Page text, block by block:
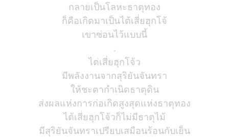
กลายเป็นโลหะธาตุทอง
ก็คือเกิดมาเป็นไต้เสี่ยฮุกโจ้
เขาซ่อนไว้แบบนี้
.
ไต่เสี่ยฮุกโจ้ว
มีพลังงานจากสุริยันจันทรา
ให้ชะตากำเนิดธาตุดิน
ส่งผลแห่งการก่อเกิดสูงสุดแห่งธาตุทอง
ไต้เสี่ยฮุกโจ้วก็ไม่มีธาตุไม้
มีสุริยันจันทราเปรียบเสมือนร้อนกับเย็น